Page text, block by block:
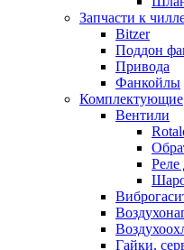
Запчасти к
Bitzer
Поддон
Привода
Фанкойлы
Комплектующие
Вентили
Реле
Гайки,